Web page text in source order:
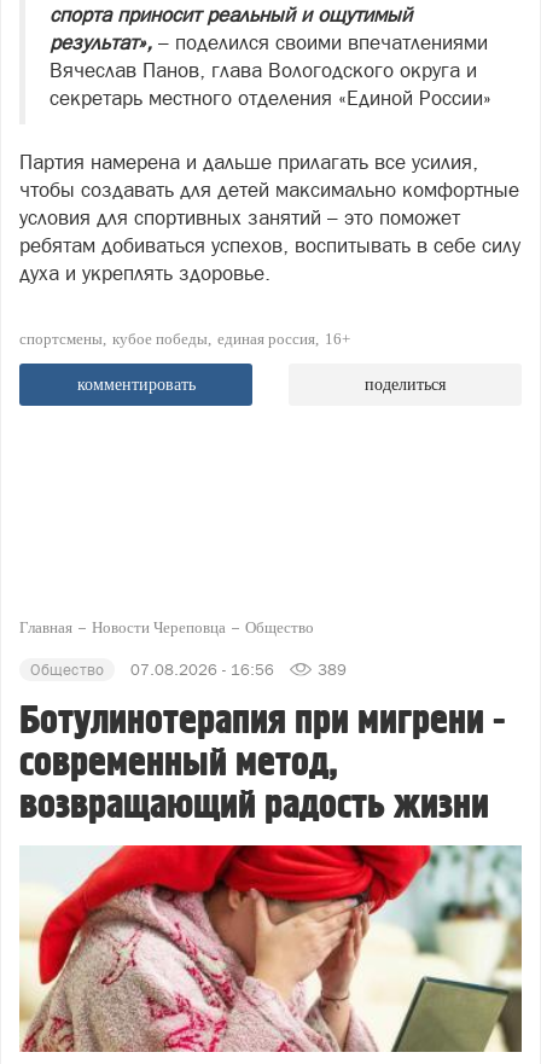
спорта приносит реальный и ощутимый
результат», – поделился своими впечатлениями
Вячеслав Панов, глава Вологодского округа и
секретарь местного отделения «Единой России»
Партия намерена и дальше прилагать все усилия,
чтобы создавать для детей максимально комфортные
условия для спортивных занятий – это поможет
ребятам добиваться успехов, воспитывать в себе силу
духа и укреплять здоровье.
спортсмены кубое победы единая россия 16+
комментировать поделиться
Главная Новости Череповца Общество
Общество 07.08.2026 - 16:56 389
Ботулинотерапия при мигрени -
современный метод,
возвращающий радость жизни